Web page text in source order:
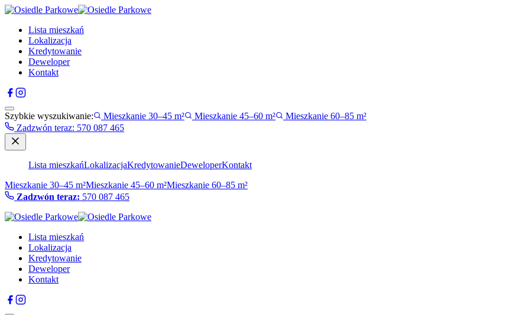
Lista mieszkań
Lokalizacja
Kredytowanie
Deweloper
Kontakt
Szybkie wyszukiwanie: Mieszkanie 30–45 m² Mieszkanie 45–60 m²
Mieszkanie 60–85 m²
Zadzwón teraz: 570 087 465
Lista mieszkańLokalizacjaKredytowanieDeweloperKontakt
Mieszkanie 30–45 m²Mieszkanie 45–60 m²Mieszkanie 60–85 m²
Zadzwón teraz: 570 087 465
Lista mieszkań
Lokalizacja
Kredytowanie
Deweloper
Kontakt